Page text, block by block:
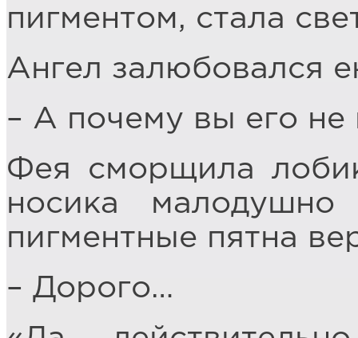
пигментом, стала
Ангел залюбовался
– А почему вы его не
Фея сморщила
носика
пигментные пятна
– Дорого…